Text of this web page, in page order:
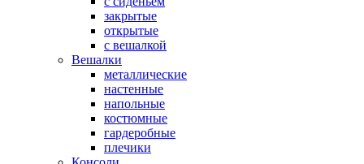
закрытые
открытые
с вешалкой
Вешалки
металлические
настенные
напольные
костюмные
гардеробные
плечики